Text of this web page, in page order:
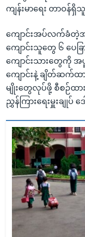
ကျန်းမာရေး တာဝန်
ကျောင်းအပ်လက်ခံတဲ့အ
ကျောင်းသူတွေ ၆ ပေခ
ကျောင်းသားတွေကို အ
ကျောင်းနဲ့ ချိတ်ဆက်ထ
မျိုးတွေ‌လုပ်ဖို့ စီစဉ်ထ
ညွှန်ကြားရေးမှူးချုပ်